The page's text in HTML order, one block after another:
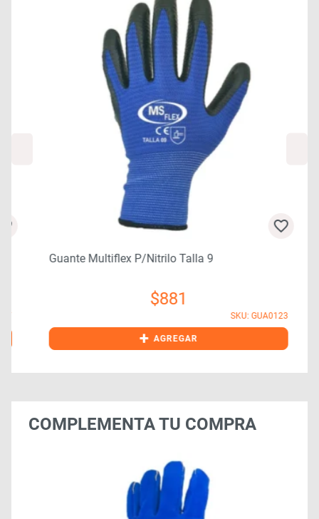
Guante Multiflex P/nitrilo Talla 9
881
SKU: GUA0123
+ AGREGAR
COMPLEMENTA TU COMPRA